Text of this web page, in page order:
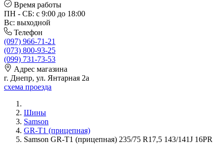
Время работы
ПН - СБ: с 9:00 до 18:00
Вс: выходной
Телефон
(097) 966-71-21
(073) 800-93-25
(099) 731-73-53
Адрес магазина
г. Днепр, ул. Янтарная 2а
схема проезда
Шины
Samson
GR-T1 (прицепная)
Samson GR-T1 (прицепная) 235/75 R17,5 143/141J 16PR